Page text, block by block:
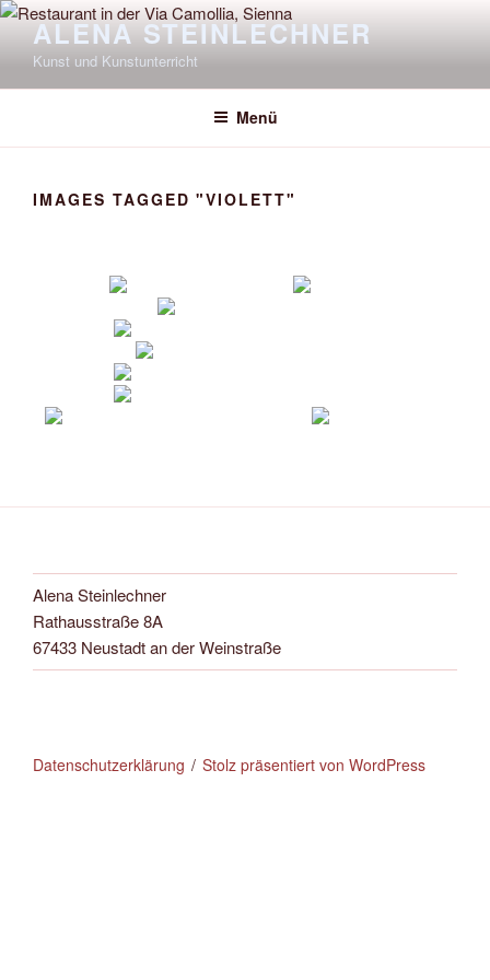
Zum
Inhalt
springen
ALENA STEINLECHNER
Kunst und Kunstunterricht
Menü
IMAGES TAGGED "VIOLETT"
Alena Steinlechner
Rathausstraße 8A
67433 Neustadt an der Weinstraße
Datenschutzerklärung Stolz präsentiert von WordPress